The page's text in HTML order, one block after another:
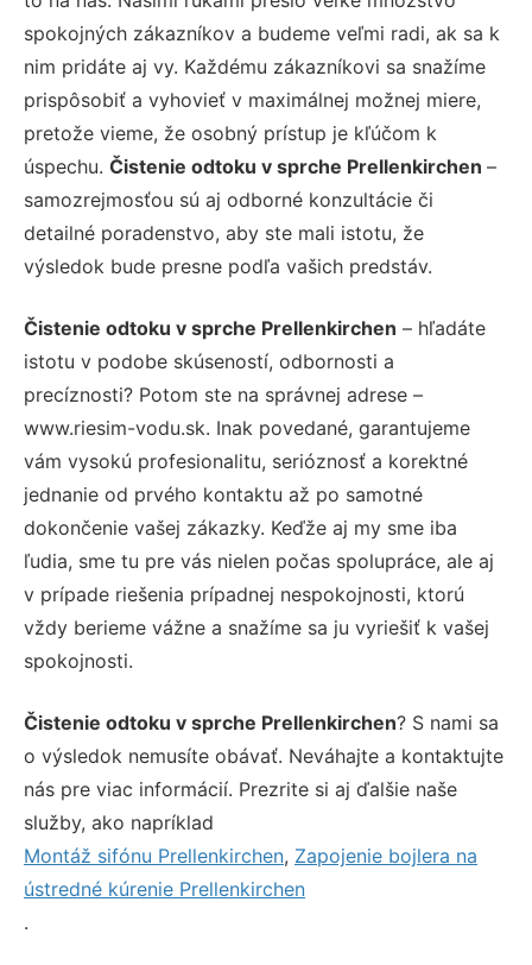
spokojných zákazníkov a budeme veľmi radi, ak sa k
nim pridáte aj vy. Každému zákazníkovi sa snažíme
prispôsobiť a vyhovieť v maximálnej možnej miere,
pretože vieme, že osobný prístup je kľúčom k
úspechu. Čistenie odtoku v sprche Prellenkirchen –
samozrejmosťou sú aj odborné konzultácie či
detailné poradenstvo, aby ste mali istotu, že
výsledok bude presne podľa vašich predstáv.
Čistenie odtoku v sprche Prellenkirchen – hľadáte
istotu v podobe skúseností, odbornosti a
precíznosti? Potom ste na správnej adrese –
www.riesim-vodu.sk. Inak povedané, garantujeme
vám vysokú profesionalitu, serióznosť a korektné
jednanie od prvého kontaktu až po samotné
dokončenie vašej zákazky. Keďže aj my sme iba
ľudia, sme tu pre vás nielen počas spolupráce, ale aj
v prípade riešenia prípadnej nespokojnosti, ktorú
vždy berieme vážne a snažíme sa ju vyriešiť k vašej
spokojnosti.
Čistenie odtoku v sprche Prellenkirchen? S nami sa
o výsledok nemusíte obávať. Neváhajte a kontaktujte
nás pre viac informácií. Prezrite si aj ďalšie naše
služby, ako napríklad
Montáž sifónu Prellenkirchen, Zapojenie bojlera na
ústredné kúrenie Prellenkirchen
.